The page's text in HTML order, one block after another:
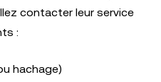
contacter leur service
:
hachage)